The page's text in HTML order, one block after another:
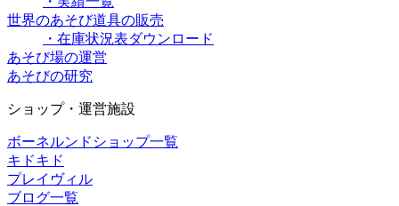
世界のあそび道具の販売
・在庫状況表ダウンロード
あそび場の運営
あそびの研究
ショップ・運営施設
ボーネルンドショップ一覧
キドキド
プレイヴィル
ブログ一覧